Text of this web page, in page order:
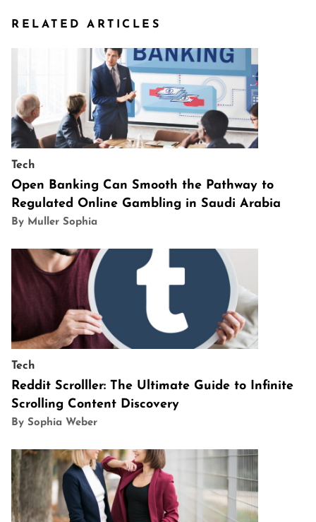
RELATED ARTICLES
Tech
Open Banking Can Smooth the Pathway to
Regulated Online Gambling in Saudi Arabia
By Muller Sophia
Tech
Reddit Scrolller: The Ultimate Guide to Infinite
Scrolling Content Discovery
By Sophia Weber